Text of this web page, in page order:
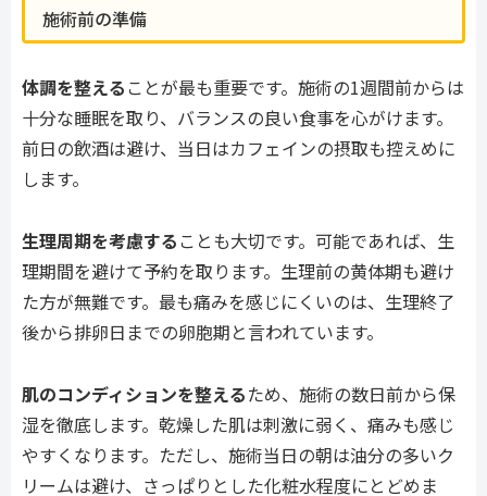
施術前の準備
体調を整える ことが最も重要です。施術の1週間前からは
十分な睡眠を取り、バランスの良い食事を心がけます。
前日の飲酒は避け、当日はカフェインの摂取も控えめに
します。
生理周期を考慮する ことも大切です。可能であれば、生
理期間を避けて予約を取ります。生理前の黄体期も避け
た方が無難です。最も痛みを感じにくいのは、生理終了
後から排卵日までの卵胞期と言われています。
肌のコンディションを整えるため、施術の数日前から保
湿を徹底します。乾燥した肌は刺激に弱く、痛みも感じ
やすくなります。ただし、施術当日の朝は油分の多いク
リームは避け、さっぱりとした化粧水程度にとどめま